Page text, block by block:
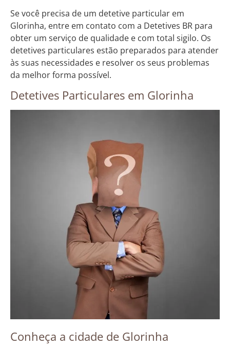
Se você precisa de um detetive particular em
Glorinha, entre em contato com a Detetives BR para
obter um serviço de qualidade e com total sigilo. Os
detetives particulares estão preparados para atender
às suas necessidades e resolver os seus problemas
da melhor forma possível.
Detetives Particulares em Glorinha
Conheça a cidade de Glorinha